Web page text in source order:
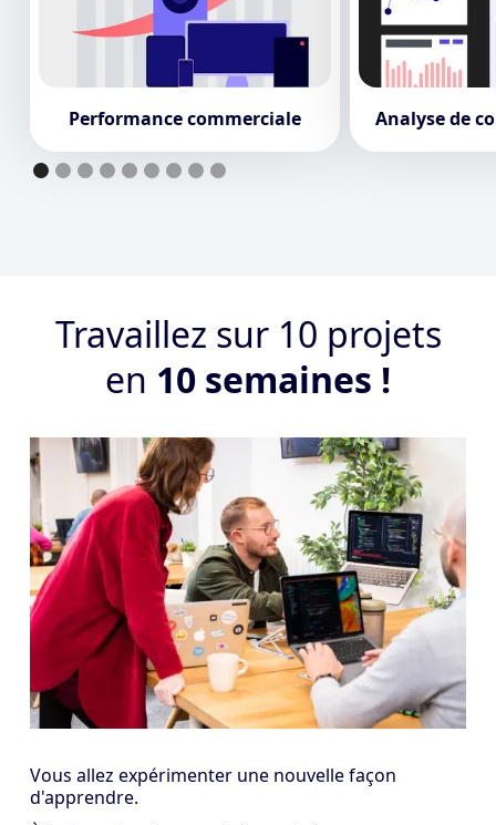
Performance commerciale Analyse de
Travaillez sur 10 projets
en 10 semaines !
Vous allez expérimenter une nouvelle façon
d'apprendre.